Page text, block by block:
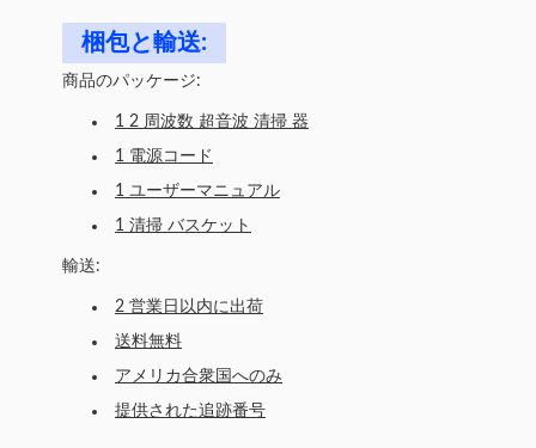
梱包と輸送:
商品のパッケージ:
1 2 周波数 超音波 清掃 器
1 電源コード
1 ユーザーマニュアル
1 清掃 バスケット
輸送:
2 営業日以内に出荷
送料無料
アメリカ合衆国へのみ
提供された追跡番号